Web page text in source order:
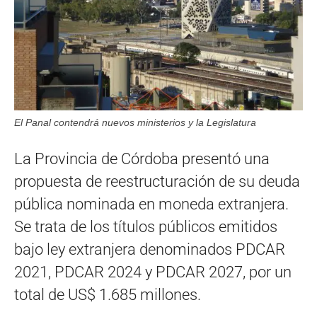
El Panal contendrá nuevos ministerios y la Legislatura
La Provincia de Córdoba presentó una
propuesta de reestructuración de su deuda
pública nominada en moneda extranjera.
Se trata de los títulos públicos emitidos
bajo ley extranjera denominados PDCAR
2021, PDCAR 2024 y PDCAR 2027, por un
total de US$ 1.685 millones.